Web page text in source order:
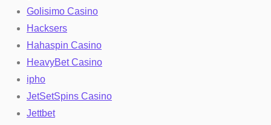
Golisimo Casino
Hacksers
Hahaspin Casino
HeavyBet Casino
ipho
JetSetSpins Casino
Jettbet